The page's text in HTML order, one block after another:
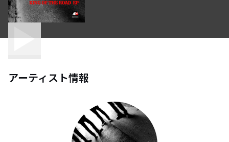
アーティスト情報